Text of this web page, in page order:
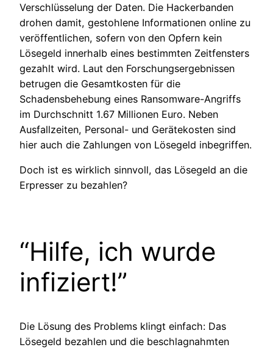
Verschlüsselung der Daten. Die Hackerbanden
drohen damit, gestohlene Informationen online zu
veröffentlichen, sofern von den Opfern kein
Lösegeld innerhalb eines bestimmten Zeitfensters
gezahlt wird. Laut den Forschungsergebnissen
betrugen die Gesamtkosten für die
Schadensbehebung eines Ransomware-Angriffs
im Durchschnitt 1.67 Millionen Euro. Neben
Ausfallzeiten, Personal- und Gerätekosten sind
hier auch die Zahlungen von Lösegeld inbegriffen.
Doch ist es wirklich sinnvoll, das Lösegeld an die
Erpresser zu bezahlen?
“Hilfe, ich wurde
infiziert!”
Die Lösung des Problems klingt einfach: Das
Lösegeld bezahlen und die beschlagnahmten